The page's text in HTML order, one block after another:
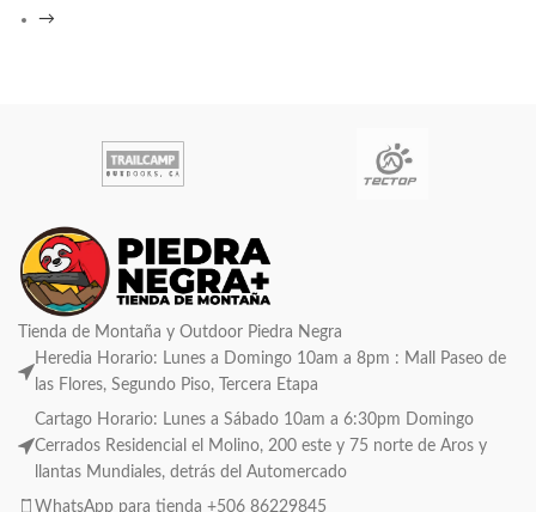
→
Tienda de Montaña y Outdoor Piedra Negra
Heredia Horario: Lunes a Domingo 10am a 8pm : Mall Paseo de
las Flores, Segundo Piso, Tercera Etapa
Cartago Horario: Lunes a Sábado 10am a 6:30pm Domingo
Cerrados Residencial el Molino, 200 este y 75 norte de Aros y
llantas Mundiales, detrás del Automercado
WhatsApp para tienda +506 86229845